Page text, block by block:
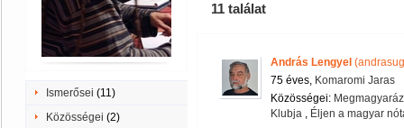
Ismerősei (11)
Közösségei (2)
11 találat
András Lengyel
75 éves, Komaromi Jaras
Közösségei:
Klubja , Éljen a magyar